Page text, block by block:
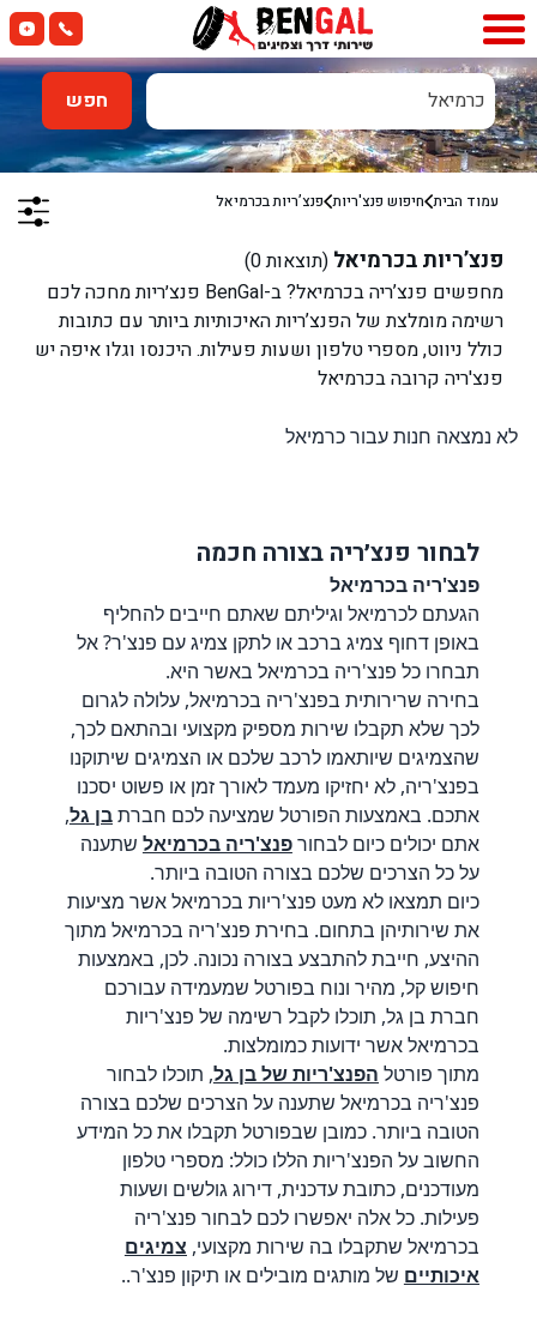
כרמיאל חפש
עמוד הבית חיפוש פנצ'ריות פנצ’ריות בכרמיאל
פנצ’ריות בכרמיאל (תוצאות0
)
מחפשים פנצ’ריה בכרמיאל
? ב-BenGal פנצ׳ריות מחכה לכם
רשימה מומלצת של הפנצ’ריות האיכותיות ביותר עם כתובות
כולל ניווט, מספרי טלפון ושעות פעילות. היכנסו וגלו איפה יש
פנצ'ריה קרובה בכרמיאל
לא נמצאה חנות עבור כרמיאל
לבחור פנצ׳ריה בצורה חכמה
פנצ'ריה בכרמיאל
הגעתם לכרמיאל וגיליתם שאתם חייבים להחליף
באופן דחוף צמיג ברכב או לתקן צמיג עם פנצ'ר? אל
תבחרו כל פנצ'ריה בכרמיאל באשר היא.
בחירה שרירותית בפנצ'ריה בכרמיאל, עלולה לגרום
לכך שלא תקבלו שירות מספיק מקצועי ובהתאם לכך,
שהצמיגים שיותאמו לרכב שלכם או הצמיגים שיתוקנו
בפנצ'ריה, לא יחזיקו מעמד לאורך זמן או פשוט יסכנו
אתכם. באמצעות הפורטל שמציעה לכם חברתבן גל,
אתם יכולים כיום לבחורפנצ'ריה בכרמיאל שתענה
על כל הצרכים שלכם בצורה הטובה ביותר.
כיום תמצאו לא מעט פנצ'ריות בכרמיאל אשר מציעות
את שירותיהן בתחום. בחירת פנצ'ריה בכרמיאל מתוך
ההיצע, חייבת להתבצע בצורה נכונה. לכן, באמצעות
חיפוש קל, מהיר ונוח בפורטל שמעמידה עבורכם
חברת בן גל, תוכלו לקבל רשימה של פנצ'ריות
בכרמיאל אשר ידועות כמומלצות.
מתוך פורטל הפנצ'ריות של בן גל, תוכלו לבחור
פנצ'ריה בכרמיאל שתענה על הצרכים שלכם בצורה
הטובה ביותר. כמובן שבפורטל תקבלו את כל המידע
החשוב על הפנצ'ריות הללו כולל: מספרי טלפון
מעודכנים, כתובת עדכנית, דירוג גולשים ושעות
פעילות. כל אלה יאפשרו לכם לבחור פנצ'ריה
בכרמיאל שתקבלו בה שירות מקצועי, צמיגים
איכותיים של מותגים מובילים או תיקון פנצ'ר..